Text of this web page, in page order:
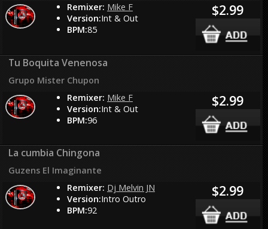
Remixer: Mike F
Version:Int & Out
BPM:85
$2.99
Tu Boquita Venenosa
Grupo Mister Chupon
Remixer: Mike F
Version:Int & Out
BPM:96
$2.99
La cumbia Chingona
Guzens El Imaginante
Remixer: Dj Melvin JN
Version:Intro Outro
BPM:92
$2.99